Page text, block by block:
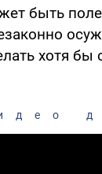
быть
хотя бы